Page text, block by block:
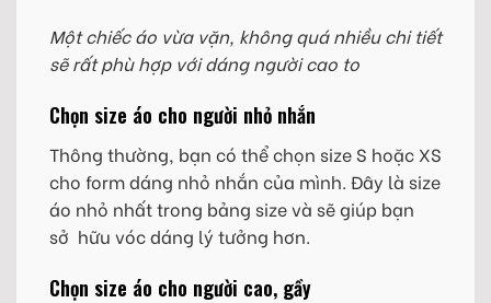
Một chiếc áo vừa vặn, không quá nhiều chi tiết
sẽ rất phù hợp với dáng người cao to
Chọn size áo cho người nhỏ nhắn
Thông thường, bạn có thể chọn size S hoặc XS
cho form dáng nhỏ nhắn của mình. Đây là size
áo nhỏ nhất trong bảng size và sẽ giúp bạn
sở hữu vóc dáng lý tưởng hơn.
Chọn size áo cho người cao, gầy